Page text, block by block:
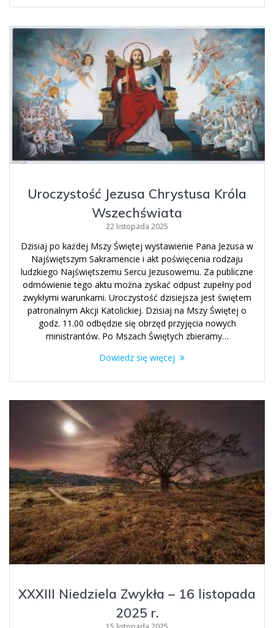
Uroczystość Jezusa Chrystusa Króla
Wszechświata
22 listopada 2025
Dzisiaj po każdej Mszy Świętej wystawienie Pana Jezusa w
Najświętszym Sakramencie i akt poświęcenia rodzaju
ludzkiego Najświętszemu Sercu Jezusowemu. Za publiczne
odmówienie tego aktu można zyskać odpust zupełny pod
zwykłymi warunkami. Uroczystość dzisiejsza jest świętem
patronalnym Akcji Katolickiej. Dzisiaj na Mszy Świętej o
godz. 11.00 odbędzie się obrzęd przyjęcia nowych
ministrantów. Po Mszach Świętych zbieramy…
Dowiedz się więcej
XXXIII Niedziela Zwykła – 16 listopada
2025 r.